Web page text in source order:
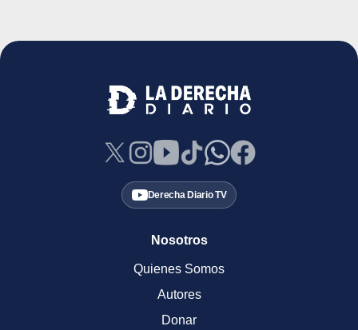
Derecha Diario TV
Nosotros
Quienes Somos
Autores
Donar